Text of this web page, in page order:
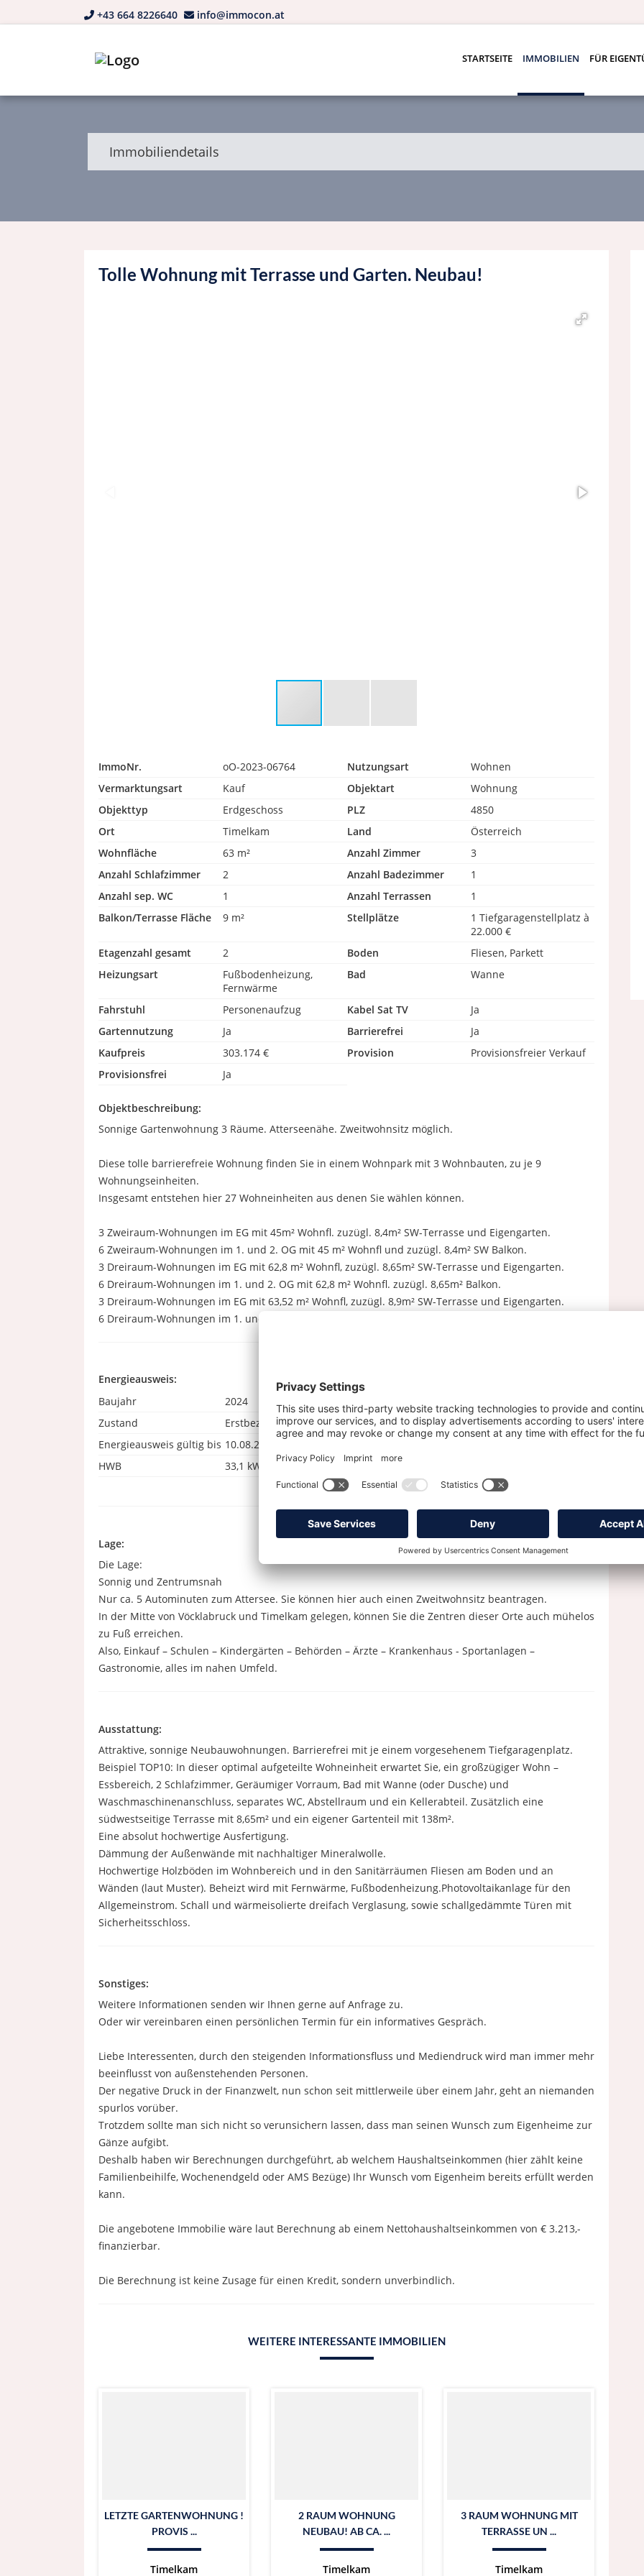
+43 664 8226640 info@immocon.at
STARTSEITE IMMOBILIEN FÜR
Immobiliendetails
Tolle Wohnung mit Terrasse und Garten. Neubau!
ImmoNr. oO-2023-06764 Nutzungsart
Wohnen
Vermarktungsart
Kauf Objektart
Wohnung
Objekttyp
Erdgeschoss PLZ
4850
Ort
Timelkam Land
Österreich
Wohnfläche
63 m² Anzahl Zimmer
3
Anzahl Schlafzimmer
2 Anzahl Badezimmer
1
Anzahl sep. WC
1 Anzahl Terrassen
1
Balkon/Terrasse Fläche
9 m² Stellplätze
1 Tiefgaragenstellplatz à
22.000 €
Etagenzahl gesamt
2 Boden
Fliesen, Parkett
Heizungsart
Fußbodenheizung,
Fernwärme
Bad Wanne
Fahrstuhl Personenaufzug Kabel Sat TV
Ja
Gartennutzung
Ja Barrierefrei
Ja
Kaufpreis
303.174 € Provision
Provisionsfreier Verkauf
Provisionsfrei
Ja
Objektbeschreibung:
Sonnige Gartenwohnung 3 Räume. Atterseenähe. Zweitwohnsitz möglich.
Diese tolle barrierefreie Wohnung finden Sie in einem Wohnpark mit 3 Wohnbauten, zu je 9
Wohnungseinheiten.
Insgesamt entstehen hier 27 Wohneinheiten aus denen Sie wählen können.
3 Zweiraum-Wohnungen im EG mit 45m² Wohnfl. zuzügl. 8,4m² SW-Terrasse und Eigengarten.
6 Zweiraum-Wohnungen im 1. und 2. OG mit 45 m² Wohnfl und zuzügl. 8,4m² SW Balkon.
3 Dreiraum-Wohnungen im EG mit 62,8 m² Wohnfl, zuzügl. 8,65m² SW-Terrasse und Eigengarten.
6 Dreiraum-Wohnungen im 1. und 2. OG mit 62,8 m² Wohnfl. zuzügl. 8,65m² Balkon.
3 Dreiraum-Wohnungen im EG mit 63,52 m² Wohnfl, zuzügl. 8,9m² SW-Terrasse und Eigengarten.
6 Dreiraum-Wohnungen im 1. und 2. OG mit 63,52 m² Wohnfl. zuzügl. 8,9m² Balkon.
Energieausweis:
Baujahr
2024
Zustand
Erstbezug
Energieausweis gültig bis 10.08.2031
HWB
33,1 kWh/(m²a)
Lage:
Die Lage:
Sonnig und Zentrumsnah
Nur ca. 5 Autominuten zum Attersee. Sie können hier auch einen Zweitwohnsitz beantragen.
In der Mitte von Vöcklabruck und Timelkam gelegen, können Sie die Zentren dieser Orte auch mühelos
zu Fuß erreichen.
Also, Einkauf – Schulen – Kindergärten – Behörden – Ärzte – Krankenhaus - Sportanlagen –
Gastronomie, alles im nahen Umfeld.
Ausstattung:
Attraktive, sonnige Neubauwohnungen. Barrierefrei mit je einem vorgesehenem Tiefgaragenplatz.
Beispiel TOP10: In dieser optimal aufgeteilte Wohneinheit erwartet Sie, ein großzügiger Wohn –
Essbereich, 2 Schlafzimmer, Geräumiger Vorraum, Bad mit Wanne (oder Dusche) und
Waschmaschinenanschluss, separates WC, Abstellraum und ein Kellerabteil. Zusätzlich eine
südwestseitige Terrasse mit 8,65m² und ein eigener Gartenteil mit 138m².
Eine absolut hochwertige Ausfertigung.
Dämmung der Außenwände mit nachhaltiger Mineralwolle.
Hochwertige Holzböden im Wohnbereich und in den Sanitärräumen Fliesen am Boden und an
Wänden (laut Muster). Beheizt wird mit Fernwärme, Fußbodenheizung.Photovoltaikanlage für den
Allgemeinstrom. Schall und wärmeisolierte dreifach Verglasung, sowie schallgedämmte Türen mit
Sicherheitsschloss.
Sonstiges:
Weitere Informationen senden wir Ihnen gerne auf Anfrage zu.
Oder wir vereinbaren einen persönlichen Termin für ein informatives Gespräch.
Liebe Interessenten, durch den steigenden Informationsfluss und Mediendruck wird man immer mehr
beeinflusst von außenstehenden Personen.
Der negative Druck in der Finanzwelt, nun schon seit mittlerweile über einem Jahr, geht an niemanden
spurlos vorüber.
Trotzdem sollte man sich nicht so verunsichern lassen, dass man seinen Wunsch zum Eigenheime zur
Gänze aufgibt.
Deshalb haben wir Berechnungen durchgeführt, ab welchem Haushaltseinkommen (hier zählt keine
Familienbeihilfe, Wochenendgeld oder AMS Bezüge) Ihr Wunsch vom Eigenheim bereits erfüllt werden
kann.
Die angebotene Immobilie wäre laut Berechnung ab einem Nettohaushaltseinkommen von € 3.213,-
finanzierbar.
Die Berechnung ist keine Zusage für einen Kredit, sondern unverbindlich.
WEITERE INTERESSANTE IMMOBILIEN
LETZTE GARTENWOHNUNG !
PROVIS ...
Timelkam
2 RAUM WOHNUNG
NEUBAU! AB CA. ...
Timelkam
3 RAUM WOHNUNG MIT
TERRASSE UN ...
Timelkam